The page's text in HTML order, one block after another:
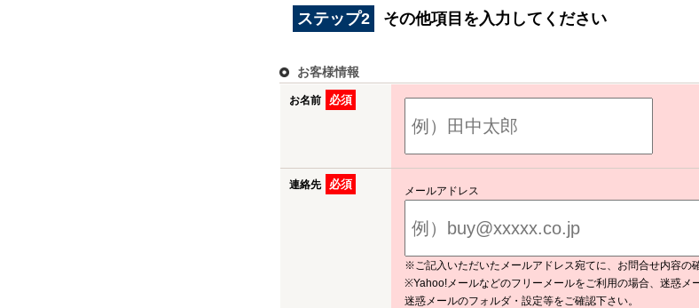
ステップ2 その他項目を入力してください
お客様情報
お名前 必須
連絡先 必須 メールアドレス
※ご記入いただいたメールアドレス宛てに、お問合せ内容の
※Yahoo!メールなどのフリーメールをご利用の場合、迷惑メ
迷惑メールのフォルダ・設定等をご確認下さい。